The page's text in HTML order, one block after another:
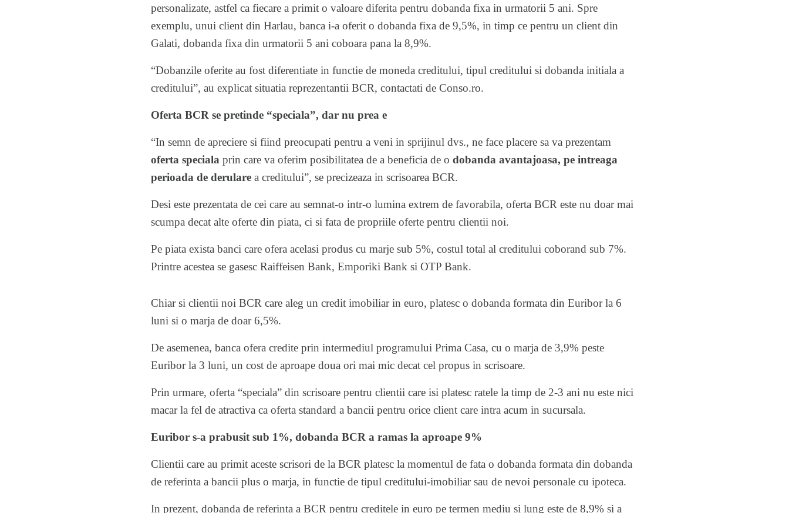
personalizate, astfel ca fiecare a primit o valoare diferita pentru dobanda fixa in urmatorii 5 ani. Spre
exemplu, unui client din Harlau, banca i-a oferit o dobanda fixa de 9,5%, in timp ce pentru un client din
Galati, dobanda fixa din urmatorii 5 ani coboara pana la 8,9%.
“Dobanzile oferite au fost diferentiate in functie de moneda creditului, tipul creditului si dobanda initiala a
creditului”, au explicat situatia reprezentantii BCR, contactati de Conso.ro.
Oferta BCR se pretinde “speciala”, dar nu prea e
“In semn de apreciere si fiind preocupati pentru a veni in sprijinul dvs., ne face placere sa va prezentam
oferta speciala prin care va oferim posibilitatea de a beneficia de o dobanda avantajoasa, pe intreaga
perioada de derularea creditului”, se precizeaza in scrisoarea BCR.
Desi este prezentata de cei care au semnat-o intr-o lumina extrem de favorabila, oferta BCR este nu doar mai
scumpa decat alte oferte din piata, ci si fata de propriile oferte pentru clientii noi.
Pe piata exista banci care ofera acelasi produs cu marje sub 5%, costul total al creditului coborand sub 7%.
Printre acestea se gasesc Raiffeisen Bank, Emporiki Bank si OTP Bank.
Chiar si clientii noi BCR care aleg un credit imobiliar in euro, platesc o dobanda formata din Euribor la 6
luni si o marja de doar 6,5%.
De asemenea, banca ofera credite prin intermediul programului Prima Casa, cu o marja de 3,9% peste
Euribor la 3 luni, un cost de aproape doua ori mai mic decat cel propus in scrisoare.
Prin urmare, oferta “speciala” din scrisoare pentru clientii care isi platesc ratele la timp de 2-3 ani nu este nici
macar la fel de atractiva ca oferta standard a bancii pentru orice client care intra acum in sucursala.
Euribor s-a prabusit sub 1%, dobanda BCR a ramas la aproape 9%
Clientii care au primit aceste scrisori de la BCR platesc la momentul de fata o dobanda formata din dobanda
de referinta a bancii plus o marja, in functie de tipul creditului-imobiliar sau de nevoi personale cu ipoteca.
In prezent, dobanda de referinta a BCR pentru creditele in euro pe termen mediu si lung este de 8,9% si a